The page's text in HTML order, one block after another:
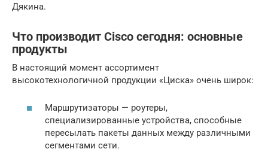
Дякина.
Что производит Cisco сегодня: основные
продукты
В настоящий момент ассортимент
высокотехнологичной продукции «Циска» очень широк:
Маршрутизаторы — роутеры,
специализированные устройства, способные
пересылать пакеты данных между различными
сегментами сети.